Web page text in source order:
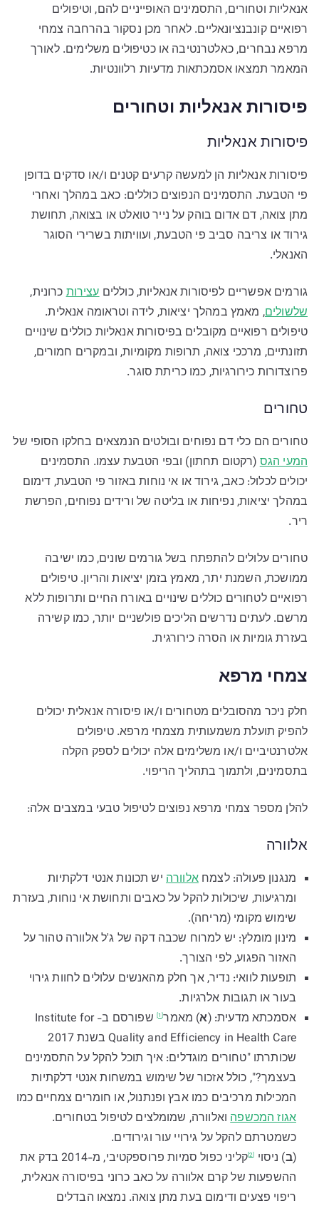
אנאליות וטחורים, התסמינים האופייניים להם, וטיפולים
רפואיים קונבנציונאליים. לאחר מכן נסקור בהרחבה צמחי
מרפא נבחרים, כאלטרנטיבה או כטיפולים משלימים. לאורך
המאמר תמצאו אסמכתאות מדעיות רלוונטיות.
פיסורות אנאליות וטחורים
פיסורות אנאליות
פיסורות אנאליות הן למעשה קרעים קטנים ו/או סדקים בדופן
פי הטבעת. התסמינים הנפוצים כוללים: כאב במהלך ואחרי
מתן צואה, דם אדום בוהק על נייר טואלט או בצואה, תחושת
גירוד או צריבה סביב פי הטבעת, ועוויתות בשרירי הסוגר
האנאלי.
גורמים אפשריים לפיסורות אנאליות, כולליםעצירותכרונית,
שלשולים, מאמץ במהלך יציאות, לידה וטראומה אנאלית.
טיפולים רפואיים מקובלים בפיסורות אנאליות כוללים שינויים
תזונתיים, מרככי צואה, תרופות מקומיות, ובמקרים חמורים,
פרוצדורות כירורגיות, כמו כריתת סוגר.
טחורים
טחורים הם כלי דם נפוחים ובולטים הנמצאים בחלקו הסופי של
המעי הגס(רקטום תחתון) ובפי הטבעת עצמו. התסמינים
יכולים לכלול: כאב, גירוד או אי נוחות באזור פי הטבעת, דימום
במהלך יציאות, נפיחות או בליטה של ורידים נפוחים, הפרשת
ריר.
טחורים עלולים להתפתח בשל גורמים שונים, כמו ישיבה
ממושכת, השמנת יתר, מאמץ בזמן יציאות והריון. טיפולים
רפואיים לטחורים כוללים שינויים באורח החיים ותרופות ללא
מרשם. לעתים נדרשים הליכים פולשניים יותר, כמו קשירה
בעזרת גומיות או הסרה כירורגית.
צמחי מרפא
חלק ניכר מהסובלים מטחורים ו/או פיסורה אנאלית יכולים
להפיק תועלת משמעותית מצמחי מרפא. טיפולים
אלטרנטיביים ו/או משלימים אלה יכולים לספק הקלה
בתסמינים, ולתמוך בתהליך הריפוי.
להלן מספר צמחי מרפא נפוצים לטיפול טבעי במצבים אלה:
אלוורה
מנגנון פעולה: לצמחאלוורה יש תכונות אנטי דלקתיות
ומרגיעות, שיכולות להקל על כאבים ותחושת אי נוחות, בעזרת
שימוש מקומי (מריחה).
מינון מומלץ: יש למרוח שכבה דקה של ג'ל אלוורה טהור על
האזור הפגוע, לפי הצורך.
תופעות לוואי: נדיר, אך חלק מהאנשים עלולים לחוות גירוי
בעור או תגובות אלרגיות.
אסמכתא מדעית: (א) מאמר[1]
שפורסם ב- Institute for
Quality and Efficiency in Health Care בשנת 2017
שכותרתו "טחורים מוגדלים: איך תוכל להקל על התסמינים
בעצמך?", כולל אזכור של שימוש במשחות אנטי דלקתיות
המכילות מרכיבים כמו אבץ ופנתנול, או חומרים צמחיים כמו
אגוז המכשפהואלוורה, שמומלצים לטיפול בטחורים.
כשמטרתם להקל על גירויי עור וגירודים.
(ב) ניסוי [2]
קליני כפול סמיות פרוספקטיבי, מ-2014 בדק את
ההשפעות של קרם אלוורה על כאב כרוני בפיסורה אנאלית,
ריפוי פצעים ודימום בעת מתן צואה. נמצאו הבדלים